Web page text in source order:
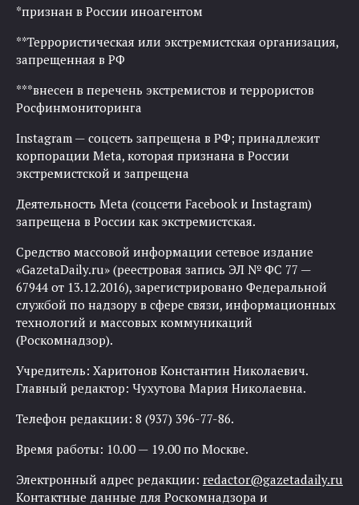
*признан в России иноагентом
**Террористическая или экстремистская организация,
запрещенная в РФ
***внесен в перечень экстремистов и террористов
Росфинмониторинга
Instagram — соцсеть запрещена в РФ; принадлежит
корпорации Meta, которая признана в России
экстремистской и запрещена
Деятельность Meta (соцсети Facebook и Instagram)
запрещена в России как экстремистская.
Средство массовой информации сетевое издание
«GazetaDaily.ru» (реестровая запись ЭЛ № ФС 77 —
67944 от 13.12.2016), зарегистрировано Федеральной
службой по надзору в сфере связи, информационных
технологий и массовых коммуникаций
(Роскомнадзор).
Учредитель: Харитонов Константин Николаевич.
Главный редактор: Чухутова Мария Николаевна.
Телефон редакции: 8 (937) 396-77-86.
Время работы: 10.00 — 19.00 по Москве.
Электронный адрес редакции: redactor@gazetadaily.ru
Контактные данные для Роскомнадзора и